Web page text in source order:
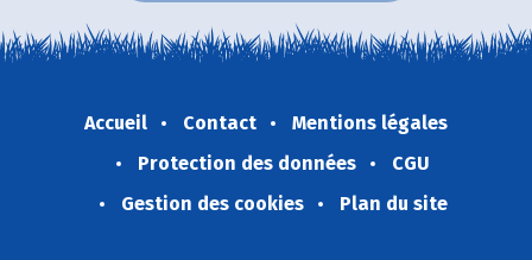
Accueil Contact
Mentions légales
Protection des données
CGU
Gestion des cookies
Plan du site